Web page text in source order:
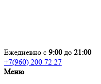
Ежедневно с 9:00 до 21:00
+7(960) 200 72 27
Меню